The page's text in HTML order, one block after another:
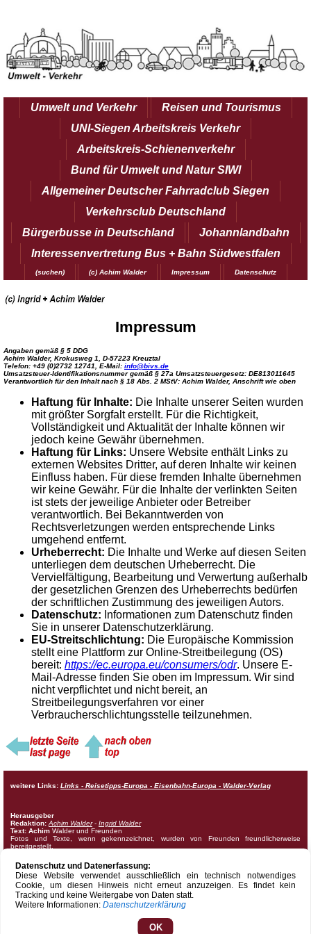
Umwelt und Verkehr
Reisen und Tourismus
UNI-Siegen Arbeitskreis Verkehr
Arbeitskreis-Schienenverkehr
Bund für Umwelt und Natur SIWI
Allgemeiner Deutscher Fahrradclub Siegen
Verkehrsclub Deutschland
Bürgerbusse in Deutschland
Johannlandbahn
Interessenvertretung Bus + Bahn Südwestfalen
(suchen) (c) Achim Walder Impressum Datenschutz
Impressum
Angaben gemäß § 5 DDG
Achim Walder, Krokusweg 1, D-57223 Kreuztal
Telefon: +49 (0)2732 12741, E-Mail: info@bivs.de
Umsatzsteuer-Identifikationsnummer gemäß § 27a Umsatzsteuergesetz: DE813011645
Verantwortlich für den Inhalt nach § 18 Abs. 2 MStV: Achim Walder, Anschrift wie oben
Haftung für Inhalte: Die Inhalte unserer Seiten wurden
mit größter Sorgfalt erstellt. Für die Richtigkeit,
Vollständigkeit und Aktualität der Inhalte können wir
jedoch keine Gewähr übernehmen.
Haftung für Links: Unsere Website enthält Links zu
externen Websites Dritter, auf deren Inhalte wir keinen
Einfluss haben. Für diese fremden Inhalte übernehmen
wir keine Gewähr. Für die Inhalte der verlinkten Seiten
ist stets der jeweilige Anbieter oder Betreiber
verantwortlich. Bei Bekanntwerden von
Rechtsverletzungen werden entsprechende Links
umgehend entfernt.
Urheberrecht: Die Inhalte und Werke auf diesen Seiten
unterliegen dem deutschen Urheberrecht. Die
Vervielfältigung, Bearbeitung und Verwertung außerhalb
der gesetzlichen Grenzen des Urheberrechts bedürfen
der schriftlichen Zustimmung des jeweiligen Autors.
Datenschutz: Informationen zum Datenschutz finden
Sie in unserer Datenschutzerklärung.
EU-Streitschlichtung: Die Europäische Kommission
stellt eine Plattform zur Online-Streitbeilegung (OS)
bereit: https://ec.europa.eu/consumers/odr. Unsere E-
Mail-Adresse finden Sie oben im Impressum. Wir sind
nicht verpflichtet und nicht bereit, an
Streitbeilegungsverfahren vor einer
Verbraucherschlichtungsstelle teilzunehmen.
weitere Links: Links - Reisetipps-Europa - Eisenbahn-Europa - Walder-Verlag
Herausgeber
Redaktion: Achim Walder- Ingrid Walder
Text: Achim Walder und Freunden
Fotos und Texte, wenn gekennzeichnet, wurden von Freunden freundlicherweise
bereitgestellt.
Hinweis auf Urheberrechte.
Bitte beachten Sie, dass alle Urheberrechte der Bilder und
Dokumente dieser Internetseite beim Walder-Verlag und den Fotografen liegen. Die
Nutzung, auch auszugsweise, ist nur mit vorheriger schriftlicher Genehmigung des Verlags
oder der Fotografen möglich. Die Veröffentlichung von Bildern und Texten auf nicht
autorisierten Internetseiten oder Druckerzeugnissen untersagen wir ausdrücklich. Bei
Missbrauch behalten wir uns rechtliche Schritte vor. Widerruf vorbehalten.
Sponsoring:Die Redaktion bedankt sich bei allen Sponsoren und Anzeigenkunden, die
kostenlos zur Verfügung zu stellen. Anzeigen sind grau hinterlegt.
Datenschutz und Datenerfassung:
Diese Website verwendet ausschließlich ein technisch notwendiges
Cookie, um diesen Hinweis nicht erneut anzuzeigen. Es findet kein
Tracking und keine Weitergabe von Daten statt.
Weitere Informationen:Datenschutzerklärung
OK